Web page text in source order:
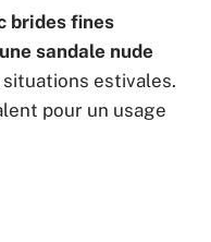
brides fines
sandale nude
estivales.
pour un usage